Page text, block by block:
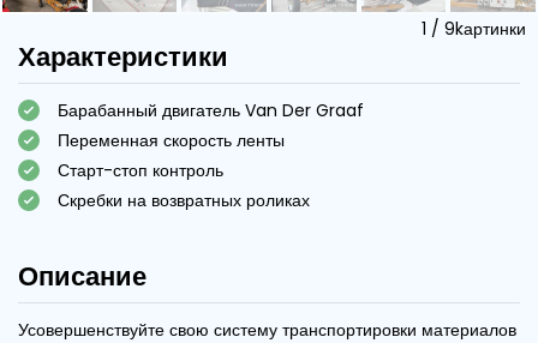
1 / 9kартинки
Характеристики
Барабанный двигатель Van Der Graaf
Переменная скорость ленты
Старт-стоп контроль
Скребки на возвратных роликах
Описание
Усовершенствуйте свою систему транспортировки материалов